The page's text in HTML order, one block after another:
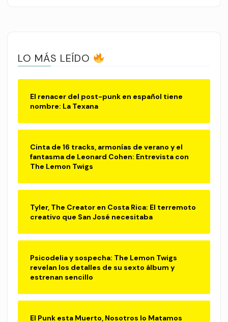
LO MÁS LEÍDO
El renacer del post-punk en español tiene
nombre: La Texana
Cinta de 16 tracks, armonías de verano y el
fantasma de Leonard Cohen: Entrevista con
The Lemon Twigs
Tyler, The Creator en Costa Rica: El terremoto
creativo que San José necesitaba
Psicodelia y sospecha: The Lemon Twigs
revelan los detalles de su sexto álbum y
estrenan sencillo
El Punk esta Muerto, Nosotros lo Matamos